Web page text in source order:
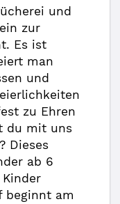
und
zur
Es ist
man
und
zu Ehren
du mit uns
Dieses
ab 6
beginnt am